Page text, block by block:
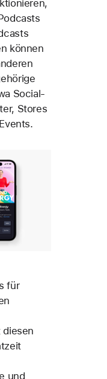
können
Social-
Stores
für
diesen
und